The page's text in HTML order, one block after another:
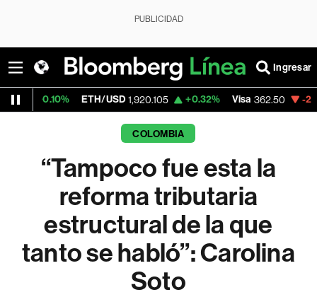
PUBLICIDAD
Ingresar
ETH/USD 1,920.105 +0.32% Visa 362.50 -2.15%
COLOMBIA
“Tampoco fue esta la
reforma tributaria
estructural de la que
tanto se habló”: Carolina
Soto